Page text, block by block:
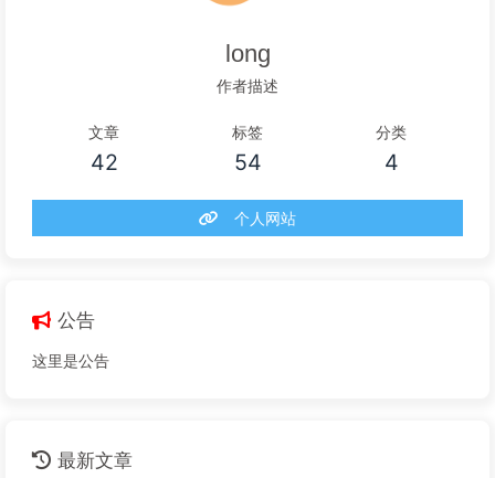
long
作者描述
文章
42
标签
54
分类
4
个人网站
公告
这里是公告
最新文章